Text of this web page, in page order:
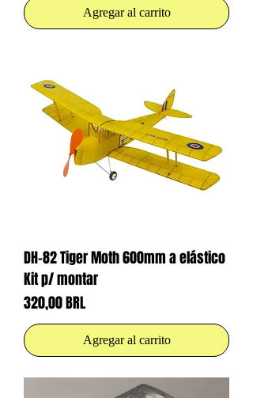
Agregar al carrito
DH-82 Tiger Moth 600mm a elástico
Kit p/ montar
Precio
320,00 BRL
Agregar al carrito